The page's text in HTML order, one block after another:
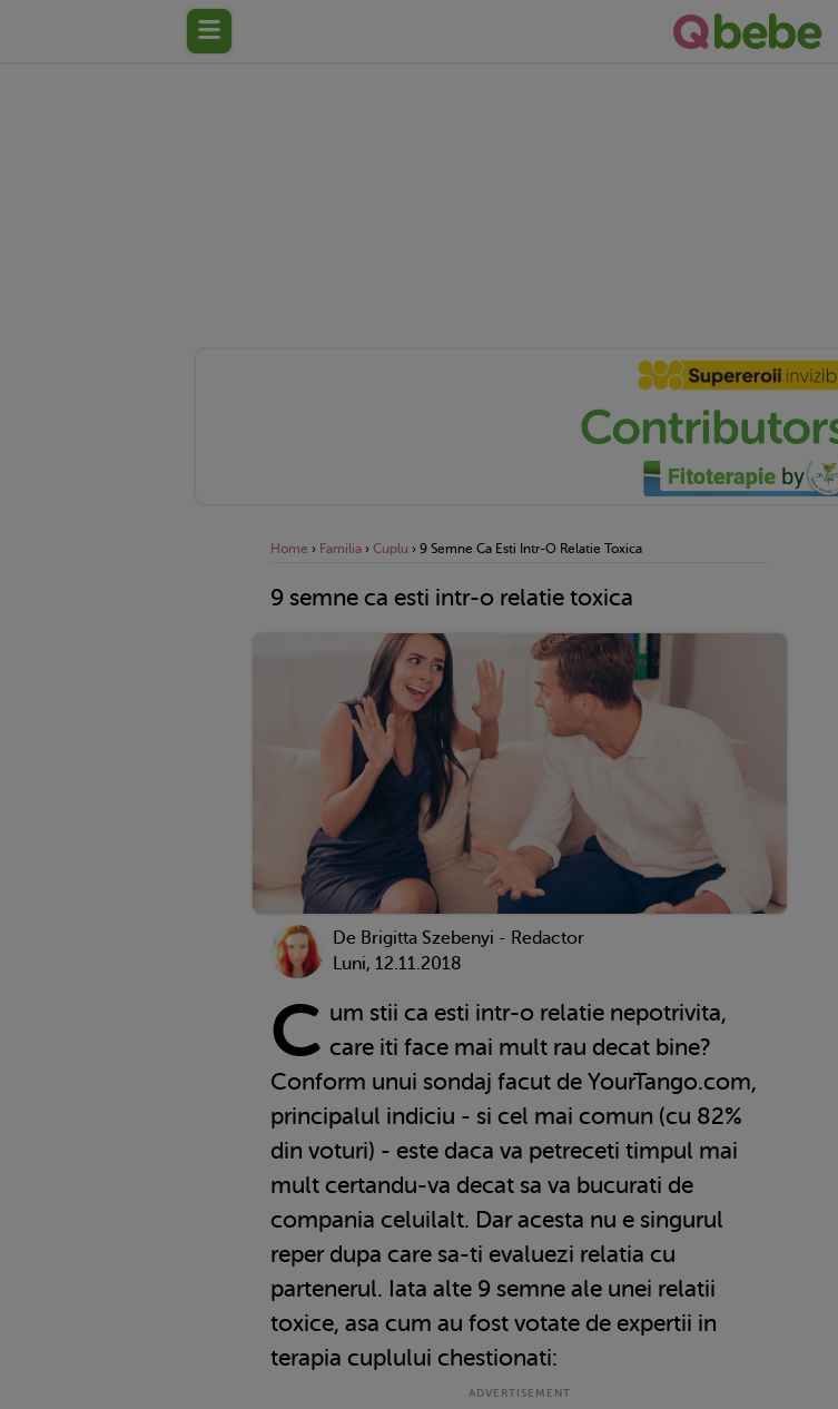
Home › Familia › Cuplu › 9 Semne Ca Esti Intr-O Relatie Toxica
9 semne ca esti intr-o relatie toxica
De Brigitta Szebenyi - Redactor
Luni, 12.11.2018
C um stii ca esti intr-o relatie nepotrivita,
care iti face mai mult rau decat bine?
Conform unui sondaj facut de YourTango.com,
principalul indiciu - si cel mai comun (cu 82%
din voturi) - este daca va petreceti timpul mai
mult certandu-va decat sa va bucurati de
compania celuilalt. Dar acesta nu e singurul
reper dupa care sa-ti evaluezi relatia cu
partenerul. Iata alte 9 semne ale unei relatii
toxice, asa cum au fost votate de expertii in
terapia cuplului chestionati: